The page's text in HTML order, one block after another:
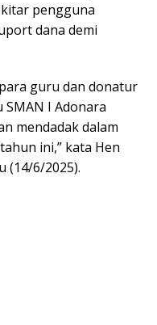
pengguna
dana demi
guru dan donatur
I Adonara
mendadak dalam
ini,” kata Hen
(14/6/2025).